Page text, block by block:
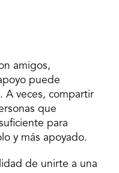
amigos,
puede
A veces, compartir
que
para
y más apoyado.
de unirte a una